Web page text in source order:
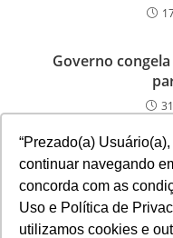
“Prezado(a)
continuar navegando
concorda com as
Uso e Política de
utilizamos cookies e
Governo